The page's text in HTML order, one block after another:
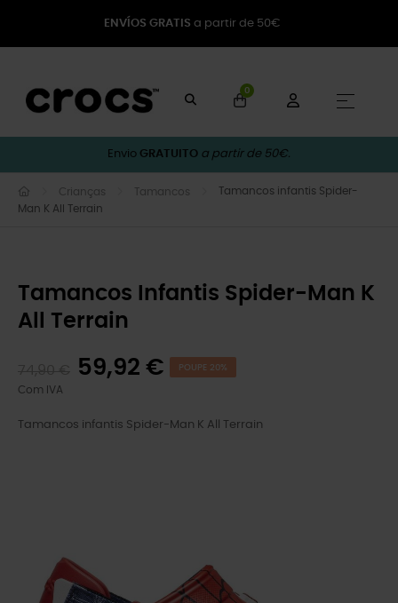
ENVÍOS GRATIS a partir de 50€
0
☰
Envio GRATUITO a partir de 50€.
Crianças Tamancos
Tamancos infantis Spider-
Man K All Terrain
Tamancos Infantis Spider-Man K
All Terrain
59,92 € POUPE 20%
Com IVA
Tamancos infantis Spider-Man K All Terrain